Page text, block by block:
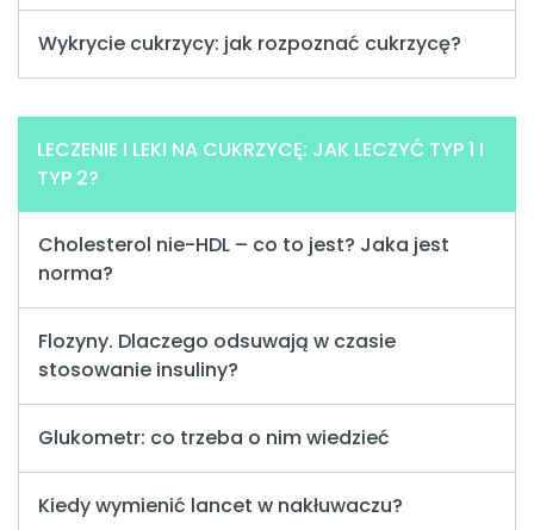
Wykrycie cukrzycy: jak rozpoznać cukrzycę?
LECZENIE I LEKI NA CUKRZYCĘ: JAK LECZYĆ TYP 1 I
TYP 2?
Cholesterol nie-HDL – co to jest? Jaka jest
norma?
Flozyny. Dlaczego odsuwają w czasie
stosowanie insuliny?
Glukometr: co trzeba o nim wiedzieć
Kiedy wymienić lancet w nakłuwaczu?